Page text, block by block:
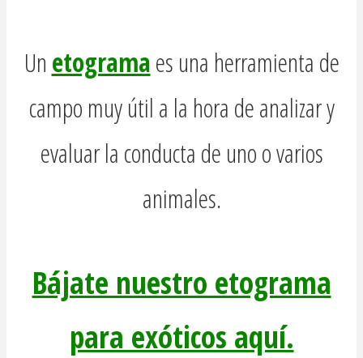
Un etogramaes una herramienta de
campo muy útil a la hora de analizar y
evaluar la conducta de uno o varios
animales.
Bájate nuestro etograma
para exóticos aquí.